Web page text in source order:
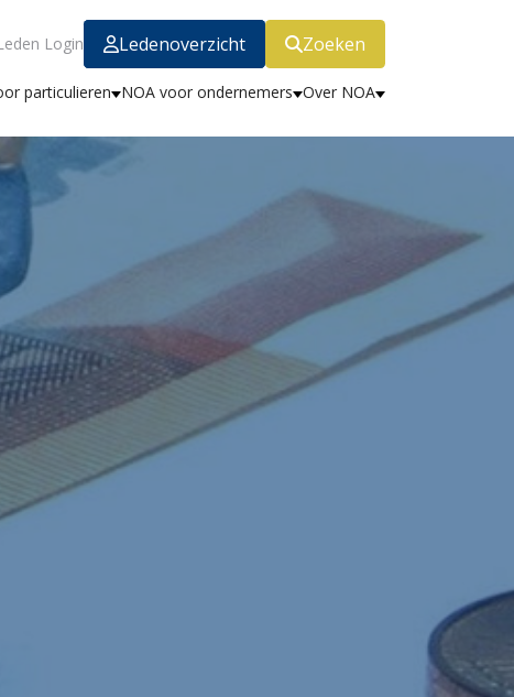
Login Ledenoverzicht Zoeken
particulieren NOA voor ondernemers Over NOA